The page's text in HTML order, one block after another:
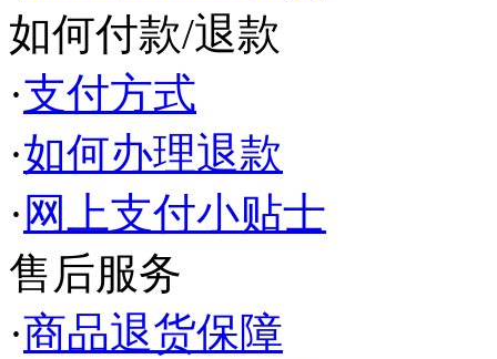
如何付款/退款
·支付方式
·如何办理退款
· 网上支付小贴士
售后服务
·商品退货保障